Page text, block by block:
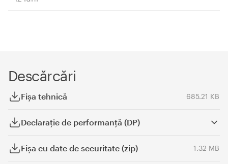
Descărcări
Fişa tehnică 685.21 KB
Declaraţie de performanță (DP)
Fișa cu date de securitate (zip) 1.32 MB